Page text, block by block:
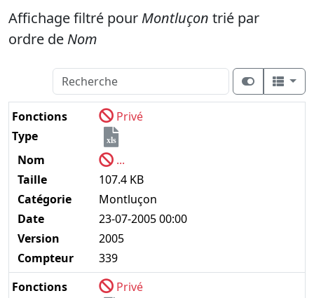
Affichage filtré pour Montluçon trié par
ordre de Nom
Fonctions
Privé
Type
xls
Nom
...
Taille
107.4 KB
Catégorie
Montluçon
Date
23-07-2005 00:00
Version
2005
Compteur
339
Fonctions
Privé